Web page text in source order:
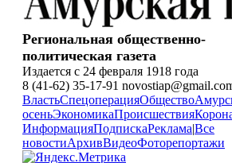
Региональная общественно-
политическая газета
Издается с 24 февраля 1918 года
8 (41-62) 35-17-91
ВластьСпецоперацияОбщество
осеньЭкономикаПроисшествия
ИнформацияПодпискаРеклама|Все
новостиАрхивВидеоФоторепортажи